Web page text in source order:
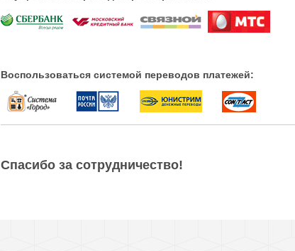
Воспользоваться системой переводов платежей:
Спасибо за сотрудничество!